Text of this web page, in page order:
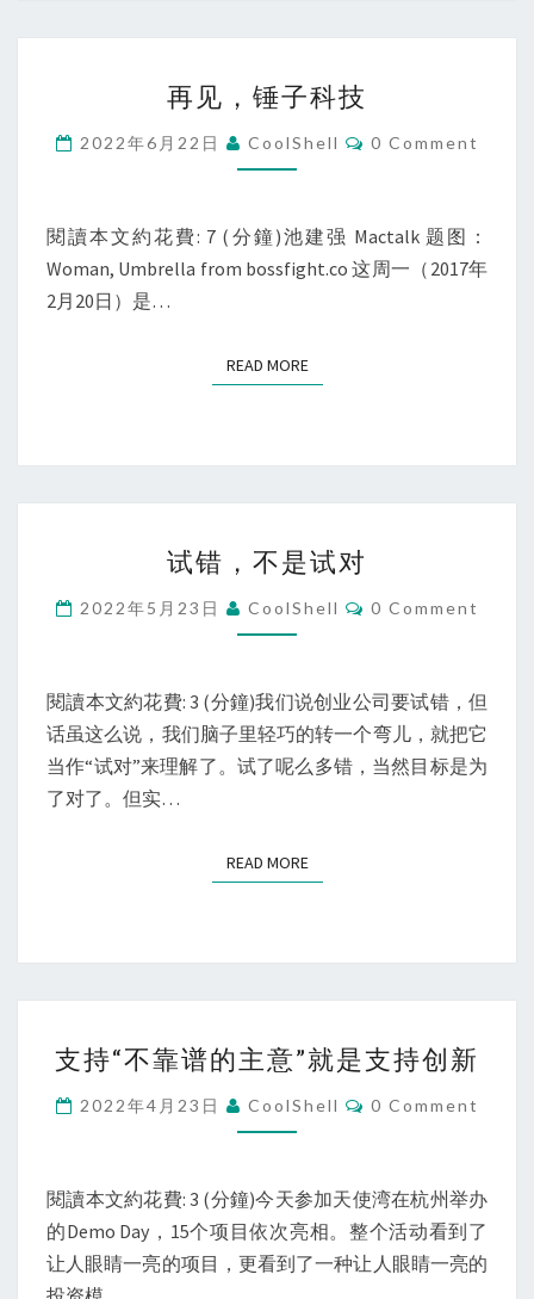
见，
锤
子
技
再见，锤子科技
2022年6月22日 CoolShell Comments
0 Comment
閱讀本文約花費: 7 (分鐘)池建强 Mactalk 题图：
Woman, Umbrella from bossfight.co 这周一（2017年
2月20日）是…
READ MOREREAD MORE
错，
不
是
对
试错，不是试对
2022年5月23日 CoolShell Comments
0 Comment
閱讀本文約花費: 3 (分鐘)我们说创业公司要试错，但
话虽这么说，我们脑子里轻巧的转一个弯儿，就把它
当作“试对”来理解了。试了呢么多错，当然目标是为
了对了。但实…
READ MOREREAD MORE
持
“不
靠
的
主
意”
支持“不靠谱的主意”就是支持创新
2022年4月23日 CoolShell Comments
0 Comment
閱讀本文約花費: 3 (分鐘)今天参加天使湾在杭州举办
的Demo Day，15个项目依次亮相。整个活动看到了
让人眼睛一亮的项目，更看到了一种让人眼睛一亮的